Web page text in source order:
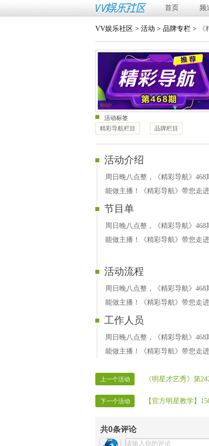
首页 频
VV娱乐社区 > 活动 > 品牌专栏 >
活动标签
精彩导航栏目
品牌栏目
活动介绍
周日晚八点整，《精彩导航》
能做主播！《精彩导航》带您走
节目单
周日晚八点整，《精彩导航》
能做主播！《精彩导航》带您走
活动流程
周日晚八点整，《精彩导航》
能做主播！《精彩导航》带您走
工作人员
周日晚八点整，《精彩导航》
能做主播！《精彩导航》带您走
上一个活动 《明星才艺秀》第
下一个活动 【官方明星教学】
共0条评论